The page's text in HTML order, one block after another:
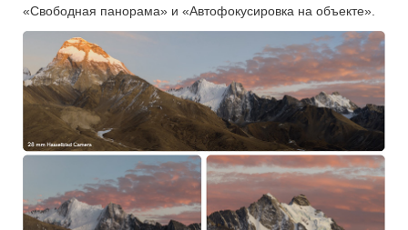
«Свободная панорама» и «Автофокусировка на объекте».